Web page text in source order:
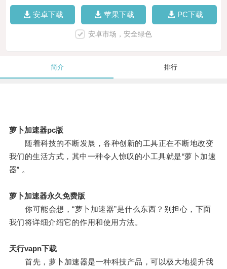
安卓下载 苹果下载 PC下载
安卓市场，安全绿色
简介 排行
萝卜加速器pc版
随着科技的不断发展，各种创新的工具正在不断地改变
我们的生活方式，其中一种令人惊叹的小工具就是“萝卜加速
器” 。
萝卜加速器永久免费版
你可能会想，“萝卜加速器”是什么东西？别担心，下面
我们将详细介绍它的作用和使用方法。
天行vapn下载
首先，萝卜加速器是一种科技产品，可以极大地提升我